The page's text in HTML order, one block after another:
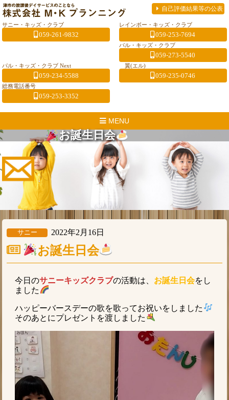
自己評価結果等の公表
サニー・キッズ・クラブ
059-261-9832
レインボー・キッズ・クラブ
059-253-7694
パル・キッズ・クラブ
059-273-5540
パル・キッズ・クラブ Next
059-234-5588
翼(エル)
059-235-0746
総務電話番号
059-253-3352
MENU
お誕生日会
サニー 2022年2月16日
お誕生日会
今日のサニーキッズクラブの活動は、 お誕生日会をし
ました
ハッピーバースデーの歌を歌ってお祝いをしました
そのあとにプレゼントを渡しました